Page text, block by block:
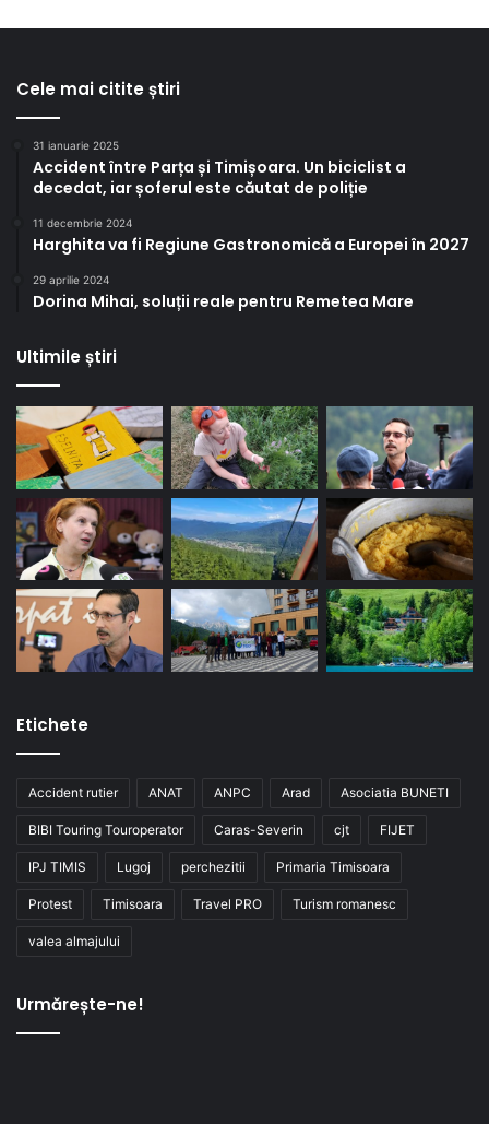
Cele mai citite știri
31 ianuarie 2025
Accident între Parța și Timișoara. Un biciclist a
decedat, iar șoferul este căutat de poliție
11 decembrie 2024
Harghita va fi Regiune Gastronomică a Europei în 2027
29 aprilie 2024
Dorina Mihai, soluții reale pentru Remetea Mare
Ultimile știri
Etichete
Accident rutier ANAT ANPC Arad Asociatia BUNETI
BIBI Touring Touroperator Caras-Severin cjt FIJET
IPJ TIMIS Lugoj perchezitii Primaria Timisoara
Protest Timisoara Travel PRO Turism romanesc
valea almajului
Urmărește-ne!